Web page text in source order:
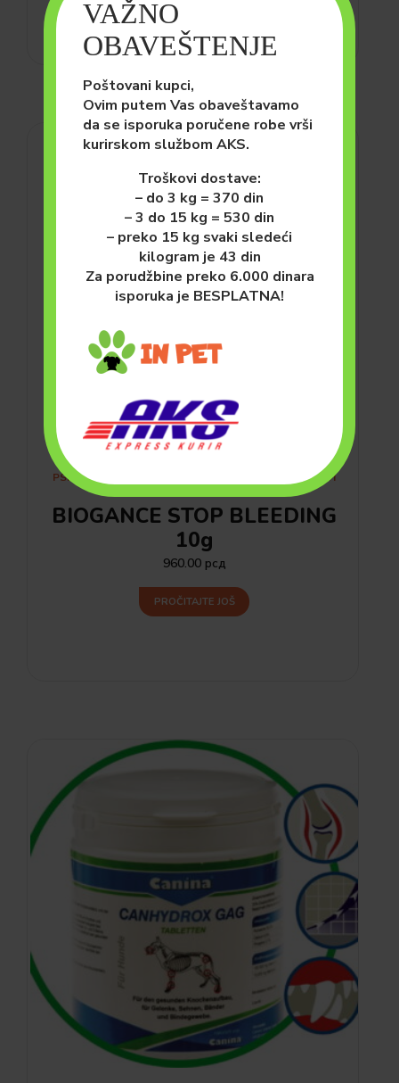
PSI MAČKE
PTICE I
BIOGANCE STOP BLEEDING
10g
960.00 рсд
PROČITAJTE JOŠ
VAŽNO
OBAVEŠTENJE
Poštovani kupci,
Ovim putem Vas obaveštavamo
da se isporuka poručene robe vrši
kurirskom službom AKS.
Troškovi dostave:
– do 3 kg = 370 din
– 3 do 15 kg = 530 din
– preko 15 kg svaki sledeći
kilogram je 43 din
Za porudžbine preko 6.000 dinara
isporuka je BESPLATNA!